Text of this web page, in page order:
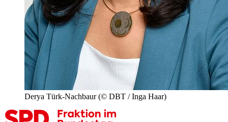
Derya Türk-Nachbaur (© DBT / Inga Haar)